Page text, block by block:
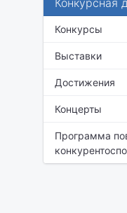
Конкурсная
Конкурсы
Выставки
Достижения
Концерты
Программа